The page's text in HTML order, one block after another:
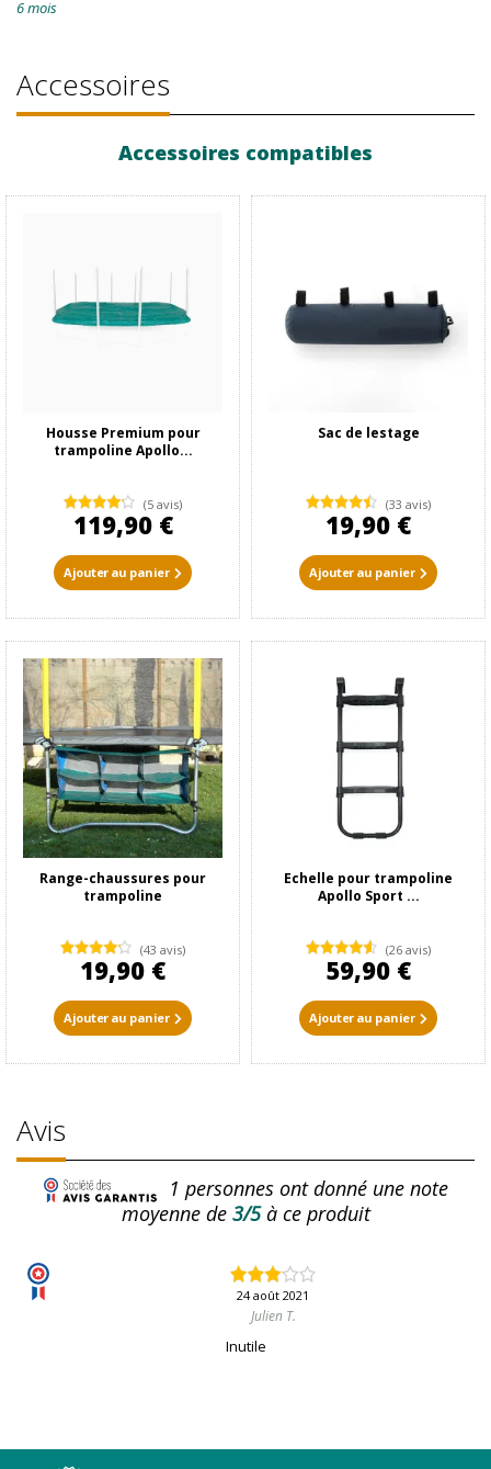
6 mois
Accessoires
Accessoires compatibles
Housse Premium pour
trampoline Apollo...
(5 avis)
119,90 €
Ajouter au panier
Sac de lestage
(33 avis)
19,90 €
Ajouter au panier
Range-chaussures pour
trampoline
(43 avis)
19,90 €
Ajouter au panier
Echelle pour trampoline
Apollo Sport ...
(26 avis)
59,90 €
Ajouter au panier
Avis
1 personnes ont donné une note
moyenne de3/5à ce produit
24 août 2021
Julien T.
Inutile